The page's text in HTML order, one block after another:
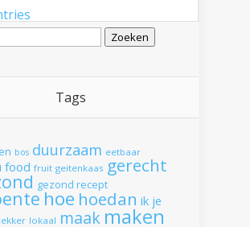
Tags
bos duurzaam eetbaar
food fruit geitenkaas gerecht
gezond recept
hoe hoedan ik je
lekker lokaal maak maken